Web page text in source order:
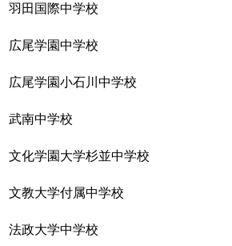
羽田国際中学校
広尾学園中学校
広尾学園小石川中学校
武南中学校
文化学園大学杉並中学校
文教大学付属中学校
法政大学中学校